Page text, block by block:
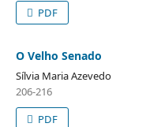
PDF
O Velho Senado
Sílvia Maria Azevedo
206-216
PDF